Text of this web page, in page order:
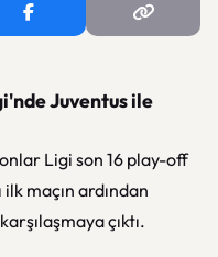
Juventus ile
Ligi son 16 play-off
maçın ardından
çıktı.